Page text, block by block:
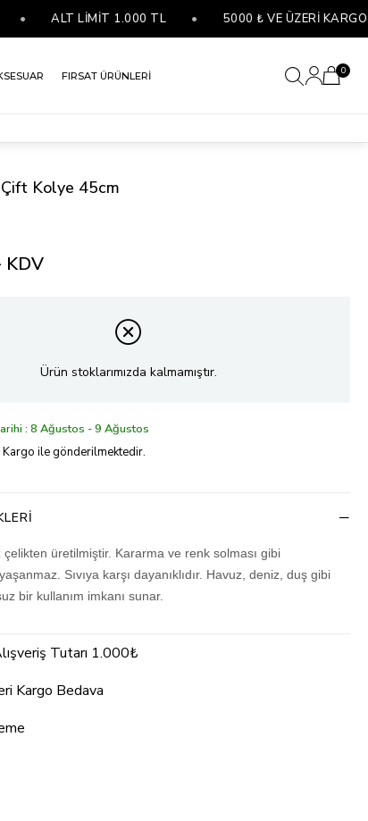
ALT LİMİT 1.000 TL • 5000 ₺ VE ÜZERİ KARGO
FIRSAT ÜRÜNLERİ 0
Kolye 45cm
KDV
Ürün stoklarımızda kalmamıştır.
: 8 Ağustos - 9 Ağustos
Kargo ile gönderilmektedir.
üretilmiştir. Kararma ve renk solması gibi
Sıvıya karşı dayanıklıdır. Havuz, deniz, duş gibi
bir kullanım imkanı sunar.
Tutarı 1.000₺
Kargo Bedava